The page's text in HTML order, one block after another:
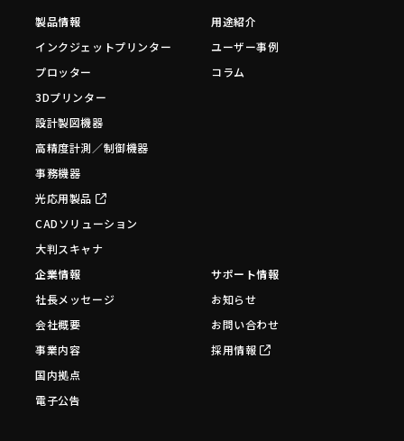
製品情報
インクジェットプリンター
プロッター
3Dプリンター
設計製図機器
高精度計測／制御機器
事務機器
光応用製品
CADソリューション
大判スキャナ
用途紹介
ユーザー事例
コラム
企業情報
社長メッセージ
会社概要
事業内容
国内拠点
電子公告
サポート情報
お知らせ
お問い合わせ
採用情報